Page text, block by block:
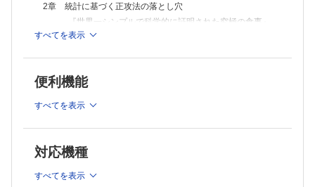
2章 統計に基づく正攻法の落とし穴
『世界一シンプルで科学的に証明された究極の食事』
3章 イワケンはこう考える・医療情報の二元性
『ワクチン副作用の恐怖』
第2部：食事で健康になる
6章 ならば、これで、どうだ！ 20万人の診療訓
7章 嗜好と常習性を逆手にとった健康法
すべてを表示
便利機能
すべてを表示
対応機種
すべてを表示